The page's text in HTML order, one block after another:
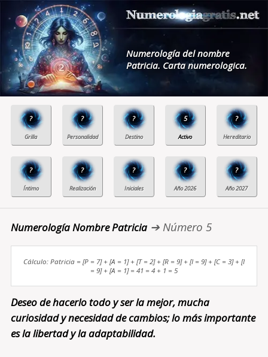
Numerología del nombre
Patricia. Carta numerologica.
? ? ? 5 ?
? ? ? ? ?
Numerología Nombre Patricia➔ Número 5
Cálculo: Patricia = [P = 7] + [A = 1] + [T = 2] + [R = 9] + [I = 9] + [C = 3] + [I
= 9] + [A = 1] = 41 = 4 + 1 = 5
Deseo de hacerlo todo y ser la mejor, mucha
curiosidad y necesidad de cambios; lo más importante
es la libertad y la adaptabilidad.